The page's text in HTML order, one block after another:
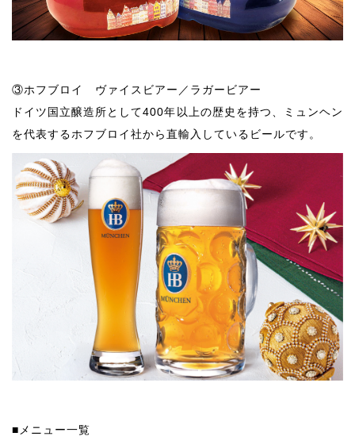
③ホフブロイ ヴァイスビアー／ラガービアー
ドイツ国立醸造所として400年以上の歴史を持つ、ミュンヘン
を代表するホフブロイ社から直輸入しているビールです。
■メニュー一覧